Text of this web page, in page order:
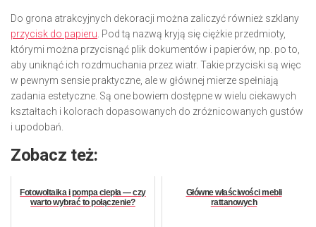
Do grona atrakcyjnych dekoracji można zaliczyć również szklany
przycisk do papieru . Pod tą nazwą kryją się ciężkie przedmioty,
którymi można przycisnąć plik dokumentów i papierów, np. po to,
aby uniknąć ich rozdmuchania przez wiatr. Takie przyciski są więc
w pewnym sensie praktyczne, ale w głównej mierze spełniają
zadania estetyczne. Są one bowiem dostępne w wielu ciekawych
kształtach i kolorach dopasowanych do zróżnicowanych gustów
i upodobań.
Zobacz też:
Fotowoltaika i pompa ciepła — czy
warto wybrać to połączenie?
Główne właściwości mebli
rattanowych